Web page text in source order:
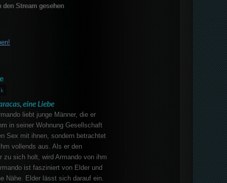
Stream gesehen
eine Liebe
liebt junge Männer, die er
in seiner Wohnung Gesellschaft
Sex mit ihnen, sondern betrachtet
vollends aus. Als er den
zu sich holt, wird Armando von ihm
ist fasziniert von Elder und
Nähe. Elder lässt sich darauf ein.